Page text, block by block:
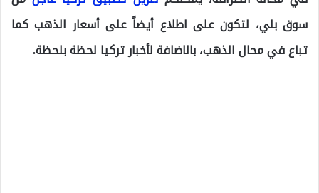
سوق بلي، لتكون على اطلاع أيضاً على أسعار الذهب كما
تباع في محال الذهب، بالاضافة لأخبار تركيا لحظة بلحظة.